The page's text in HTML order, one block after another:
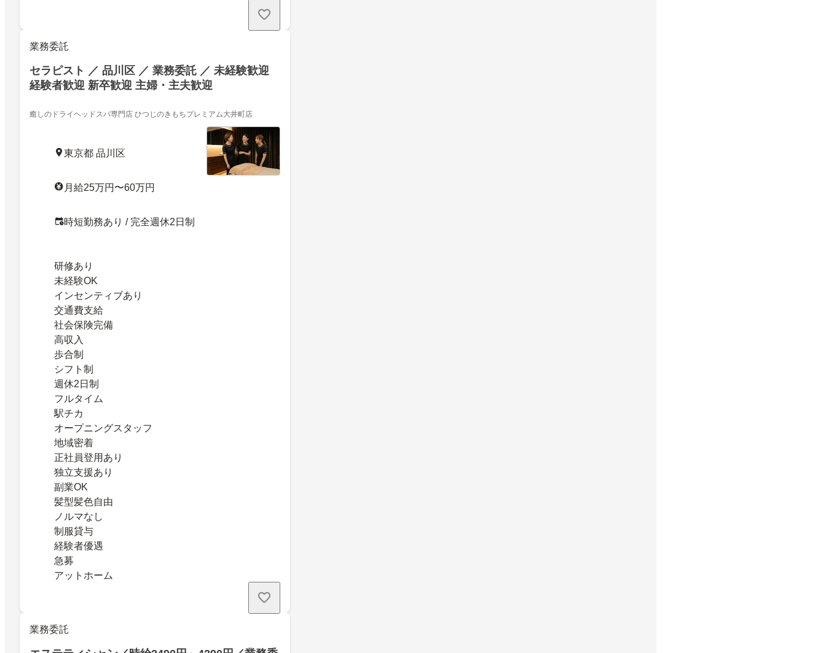
業務委託
セラピスト ／ 品川区 ／ 業務委託 ／ 未経験歓迎
経験者歓迎 新卒歓迎 主婦・主夫歓迎
癒しのドライヘッドスパ専門店 ひつじのきもちプレミアム大井町店
東京都 品川区
月給25万円〜60万円
時短勤務あり / 完全週休2日制
研修あり
未経験OK
インセンティブあり
交通費支給
社会保険完備
高収入
歩合制
シフト制
週休2日制
フルタイム
駅チカ
オープニングスタッフ
地域密着
正社員登用あり
独立支援あり
副業OK
髪型髪色自由
ノルマなし
制服貸与
経験者優遇
急募
アットホーム
業務委託